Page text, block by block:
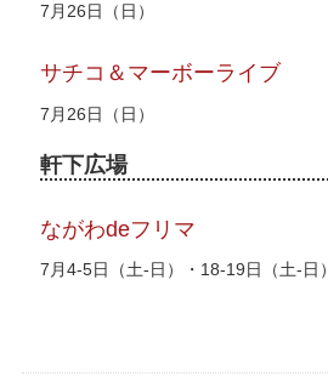
7月26日（日）
サチコ＆マーボーライブ
7月26日（日）
軒下広場
ながわdeフリマ
7月4-5日（土-日）・18-19日（土-日）